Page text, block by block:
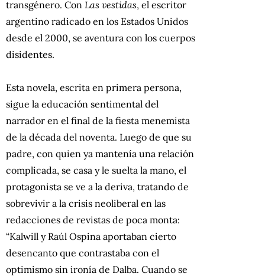
transgénero. Con Las vestidas, el escritor
argentino radicado en los Estados Unidos
desde el 2000, se aventura con los cuerpos
disidentes.
Esta novela, escrita en primera persona,
sigue la educación sentimental del
narrador en el final de la fiesta menemista
de la década del noventa. Luego de que su
padre, con quien ya mantenía una relación
complicada, se casa y le suelta la mano, el
protagonista se ve a la deriva, tratando de
sobrevivir a la crisis neoliberal en las
redacciones de revistas de poca monta:
“Kalwill y Raúl Ospina aportaban cierto
desencanto que contrastaba con el
optimismo sin ironía de Dalba. Cuando se